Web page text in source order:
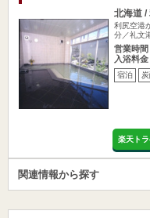
北海道 /
利尻空港
分／礼文
営業時間
入浴料金
宿泊
楽天ト
関連情報から探す